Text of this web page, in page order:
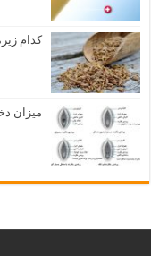
کدام
میزان